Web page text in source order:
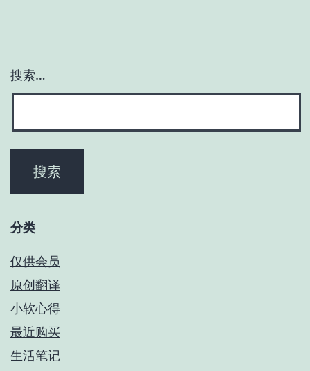
搜索…
分类
仅供会员
原创翻译
小软心得
最近购买
生活笔记